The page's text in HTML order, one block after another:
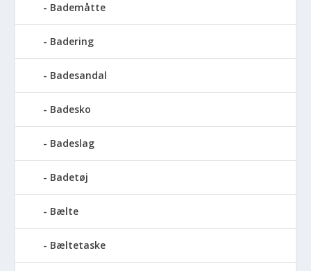
Bademåtte
Badering
Badesandal
Badesko
Badeslag
Badetøj
Bælte
Bæltetaske